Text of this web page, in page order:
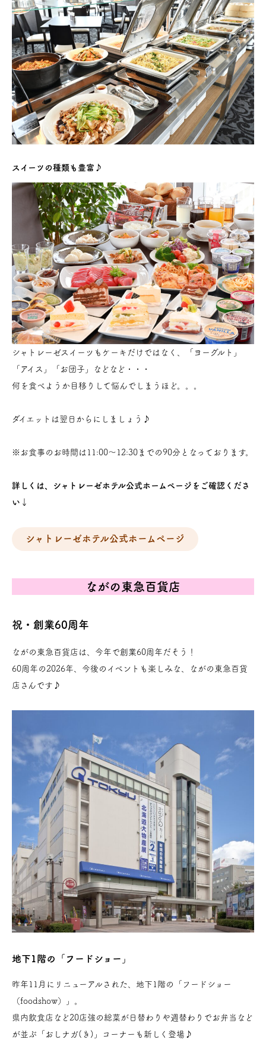
スイーツの種類も豊富♪
シャトレーゼスイーツもケーキだけではなく、「ヨーグルト」
「アイス」「お団子」などなど・・・
何を食べようか目移りして悩んでしまうほど。。。
ダイエットは翌日からにしましょう♪
※お食事のお時間は11:00～12:30までの90分となっております。
詳しくは、シャトレーゼホテル公式ホームページをご確認くださ
い↓
シャトレーゼホテル公式ホームページ
ながの東急百貨店
祝・創業60周年
ながの東急百貨店は、今年で創業60周年だそう！
60周年の2026年、今後のイベントも楽しみな、ながの東急百貨
店さんです♪
地下1階の「フードショー」
昨年11月にリニューアルされた、地下1階の「フードショー
（foodshow）」。
県内飲食店など20店強の総菜が日替わりや週替わりでお弁当など
が並ぶ「おしナガ(き)」コーナーも新しく登場♪